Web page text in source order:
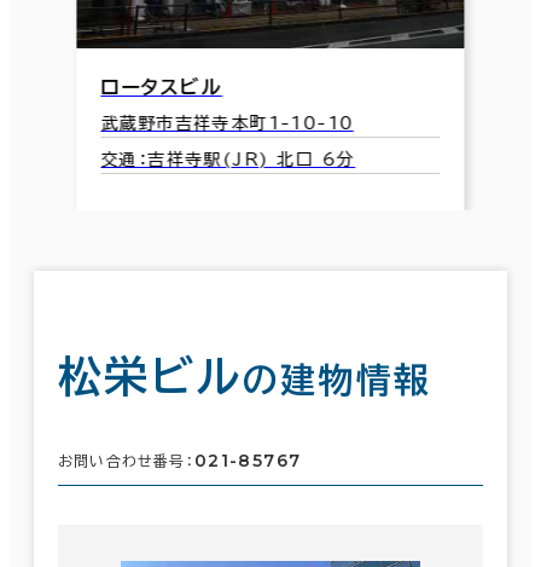
ロータスビル
武蔵野市吉祥寺本町1-10-10
交通：吉祥寺駅(JR) 北口 6分
松栄ビルの建物情報
お問い合わせ番号： 021-85767